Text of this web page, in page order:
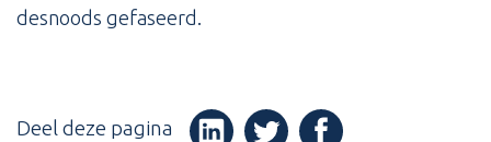
desnoods gefaseerd.
Deel deze pagina